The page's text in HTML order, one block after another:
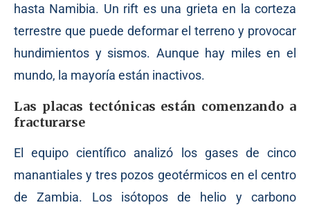
hasta Namibia. Un rift es una grieta en la corteza
terrestre que puede deformar el terreno y provocar
hundimientos y sismos. Aunque hay miles en el
mundo, la mayoría están inactivos.
Las placas tectónicas están comenzando a
fracturarse
El equipo científico analizó los gases de cinco
manantiales y tres pozos geotérmicos en el centro
de Zambia. Los isótopos de helio y carbono